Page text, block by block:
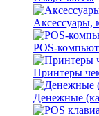
Аксессуары,
POS-
Принтеры
Денежные